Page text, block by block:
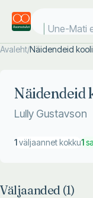
Une-Mati
Avaleht/Näidendeid
Näidendeid
Lully Gustavson
1väljaannet kokku1
Väljaanded (1)